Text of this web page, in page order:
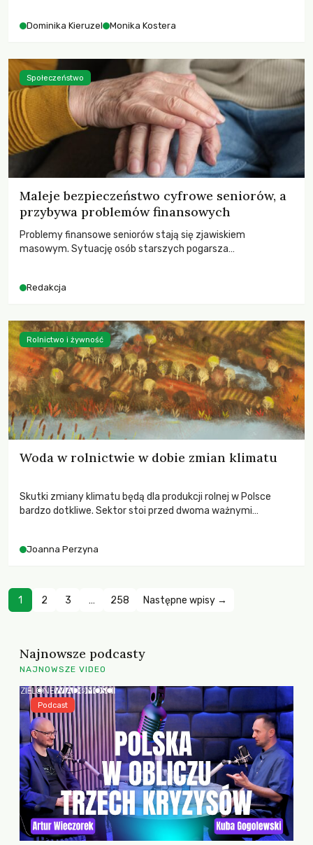
Dominika Kieruzel Monika Kostera
Maleje bezpieczeństwo cyfrowe seniorów, a
przybywa problemów finansowych
Problemy finansowe seniorów stają się zjawiskiem
masowym. Sytuację osób starszych pogarsza
Redakcja
Społeczeństwo
Woda w rolnictwie w dobie zmian klimatu
Skutki zmiany klimatu będą dla produkcji rolnej w Polsce
bardzo dotkliwe. Sektor stoi przed dwoma ważnymi
zachodzących zmian klimatycznych. Wymagać to będzie
Joanna Perzyna
Rolnictwo i żywność
1 2 3 … 258 Następne wpisy →
Najnowsze podcasty
NAJNOWSZE VIDEO
Podcast